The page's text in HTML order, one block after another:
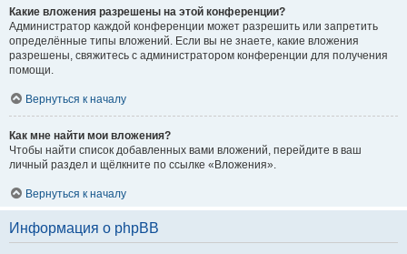
Какие вложения разрешены на этой конференции?
Администратор каждой конференции может разрешить или запретить
определённые типы вложений. Если вы не знаете, какие вложения
разрешены, свяжитесь с администратором конференции для получения
помощи.
Вернуться к началу
Как мне найти мои вложения?
Чтобы найти список добавленных вами вложений, перейдите в ваш
личный раздел и щёлкните по ссылке «Вложения».
Вернуться к началу
Информация о phpBB